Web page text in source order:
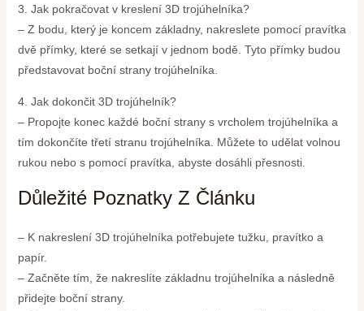
3. Jak pokračovat v kreslení 3D trojúhelníka?
– Z bodu, který je koncem základny, nakreslete pomocí pravítka
dvě přímky, které se setkají v jednom bodě. Tyto přímky budou
představovat boční strany trojúhelníka.
4. Jak dokončit 3D trojúhelník?
– Propojte konec každé boční strany s vrcholem trojúhelníka a
tím dokončíte třetí stranu trojúhelníka. Můžete to udělat volnou
rukou nebo s pomocí pravítka, abyste dosáhli přesnosti.
Důležité Poznatky Z Článku
– K nakreslení 3D trojúhelníka potřebujete tužku, pravítko a
papír.
– Začněte tím, že nakreslíte základnu trojúhelníka a následně
přidejte boční strany.